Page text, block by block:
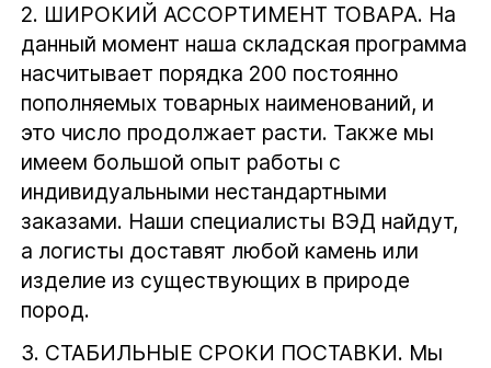
2. ШИРОКИЙ АССОРТИМЕНТ ТОВАРА. На
данный момент наша складская программа
насчитывает порядка 200 постоянно
пополняемых товарных наименований, и
это число продолжает расти. Также мы
имеем большой опыт работы с
индивидуальными нестандартными
заказами. Наши специалисты ВЭД найдут,
а логисты доставят любой камень или
изделие из существующих в природе
пород.
3. СТАБИЛЬНЫЕ СРОКИ ПОСТАВКИ. Мы